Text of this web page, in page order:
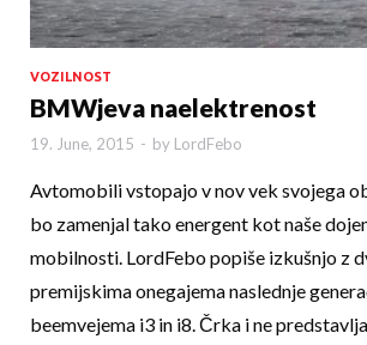
VOZILNOST
BMWjeva naelektrenost
19. June, 2015 - by LordFebo
Avtomobili vstopajo v nov vek svojega
bo zamenjal tako energent kot naše
mobilnosti. LordFebo popiše izkušnjo z
premijskima onegajema naslednje
beemvejema i3 in i8. Črka i ne